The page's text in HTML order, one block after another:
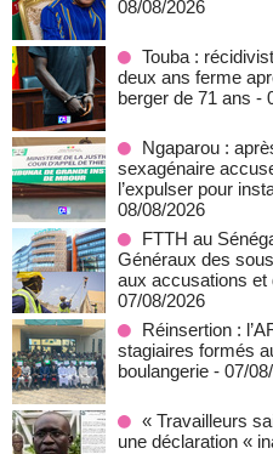
08/08/2026
Touba :
deux ans ferme
berger de 71 ans -
Ngaparou :
sexagénaire
l’expulser pour
08/08/2026
FTTH au
Généraux des
aux accusations et
07/08/2026
Réinsertion :
stagiaires formés
boulangerie - 07/
« Travailleurs
une déclaration «